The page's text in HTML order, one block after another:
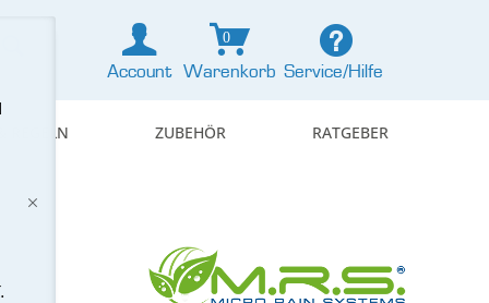
Service/Hilfe
Account
0
Warenkorb
REGELN ZUBEHÖR RATGEBER